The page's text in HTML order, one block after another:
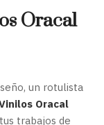
Oracal
un rotulista
Oracal
trabajos de